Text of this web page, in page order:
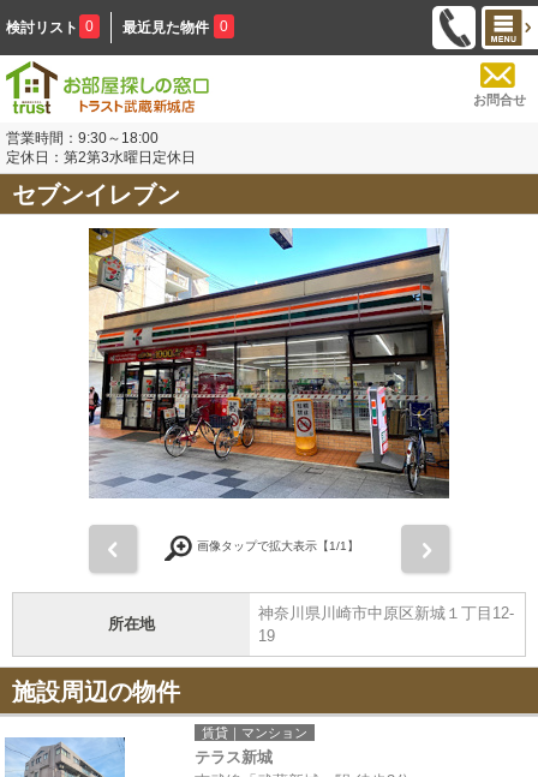
検討リスト 0 最近見た物件 0
お問合せ
営業時間：9:30～18:00
定休日：第2第3水曜日定休日
セブンイレブン
画像タップで拡大表示【1/1】
所在地
神奈川県川崎市中原区新城１丁目12-
19
施設周辺の物件
賃貸｜マンション
テラス新城